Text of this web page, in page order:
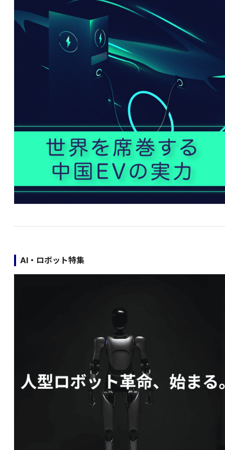
AI・ロボット特集